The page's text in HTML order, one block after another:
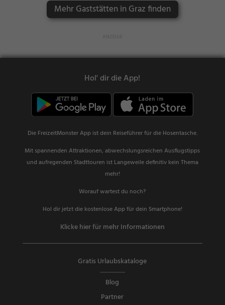
ühstück, Gebäck / Tei
gwaren
Mehr Gaststätten in Graz finden
Hol' dir die App!
Die FreizeitMonster App ist dein Reiseführer für die Hosentasche.
Mit spannenden Attraktionen, abwechslungsreichen Ausflugstipps
und aufregenden Stadttouren ist Langeweile definitiv kein Thema
mehr!
Worauf wartest du noch?
Hol dir jetzt die kostenlose App für dein Smartphone!
Klicke hier für mehr Informationen
Gratis Urlaubskataloge
Blog
Partner